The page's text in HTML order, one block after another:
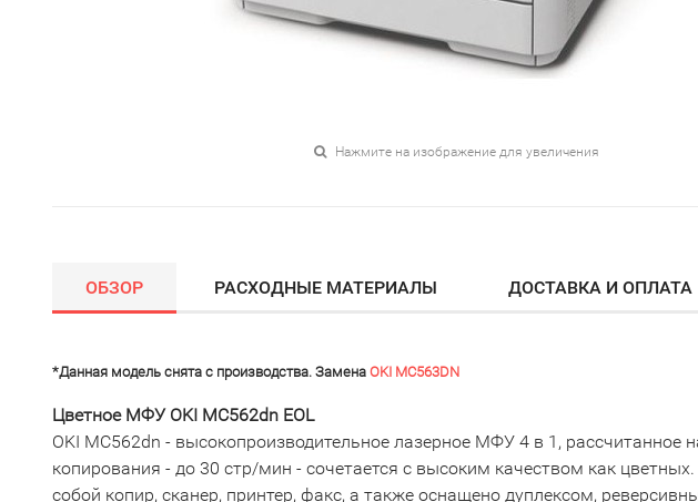
Нажмите на изображение для увеличения
ОБЗОР РАСХОДНЫЕ МАТЕРИАЛЫ ДОСТАВКА И ОПЛАТА
*Данная модель снята с производства. Замена OKI MC563DN
Цветное МФУ OKI MC562dn EOL
OKI MC562dn - высокопроизводительное лазерное МФУ 4 в 1,
копирования - до 30 стр/мин - сочетается с высоким качеством как
собой копир, сканер, принтер, факс, а также оснащено дуплексом,